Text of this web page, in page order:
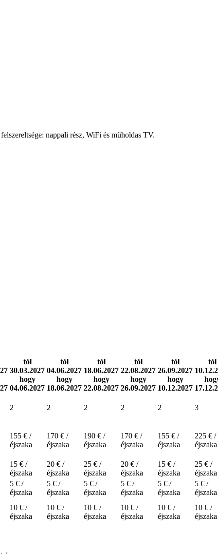
nappali rész, WiFi és műholdas TV.
tól
30.03.2027
hogy
04.06.2027
tól
04.06.2027
hogy
18.06.2027
tól
18.06.2027
hogy
22.08.2027
tól
22.08.2027
hogy
26.09.2027
tól
26.09.2027
hogy
10.12.2027
tól
2 2 2 2 2 3
155 € /
éjszaka
170 € /
éjszaka
190 € /
éjszaka
170 € /
éjszaka
155 € /
éjszaka
225 € /
éjszaka
15 € /
éjszaka
20 € /
éjszaka
25 € /
éjszaka
20 € /
éjszaka
15 € /
éjszaka
25 € /
éjszaka
5 € /
éjszaka
5 € /
éjszaka
5 € /
éjszaka
5 € /
éjszaka
5 € /
éjszaka
5 € /
éjszaka
10 € /
éjszaka
10 € /
éjszaka
10 € /
éjszaka
10 € /
éjszaka
10 € /
éjszaka
10 € /
éjszaka